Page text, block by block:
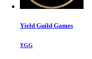
Yield Guild Games
YGG